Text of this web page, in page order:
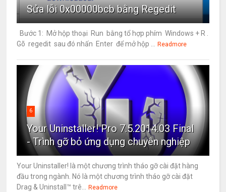
Sửa lỗi 0x00000bcb bằng Regedit
Bước 1: Mở hộp thoại Run bằng tổ hợp phím Windows + R .
Gõ regedit sau đó nhấn Enter để mở hộp ... Readmore
6
Your Uninstaller! Pro 7.5.2014.03 Final
- Trình gỡ bỏ ứng dụng chuyên nghiệp
Your Uninstaller! là một chương trình tháo gỡ cài đặt hàng
đầu trong ngành. Nó là một chương trình tháo gỡ cài đặt
Drag & Uninstall™ trê... Readmore